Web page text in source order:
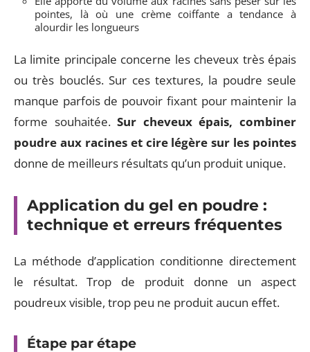
pointes, là où une crème coiffante a tendance à
alourdir les longueurs
La limite principale concerne les cheveux très épais
ou très bouclés. Sur ces textures, la poudre seule
manque parfois de pouvoir fixant pour maintenir la
forme souhaitée.Sur cheveux épais, combiner
poudre aux racines et cire légère sur les pointes
donne de meilleurs résultats qu’un produit unique.
Application du gel en poudre :
technique et erreurs fréquentes
La méthode d’application conditionne directement
le résultat. Trop de produit donne un aspect
poudreux visible, trop peu ne produit aucun effet.
Étape par étape